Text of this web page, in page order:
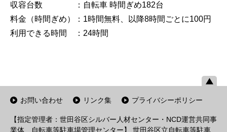
収容台数 ：自転車 時間ぎめ182台
料金（時間ぎめ）：1時間無料、以降8時間ごとに100円
利用できる時間 ：24時間
お問い合わせ リンク集 プライバシーポリシー
【指定管理者：世田谷区シルバー人材センター・NCD運営共同事
業体 自転車等駐車場管理センター】 世田谷区立自転車等駐車